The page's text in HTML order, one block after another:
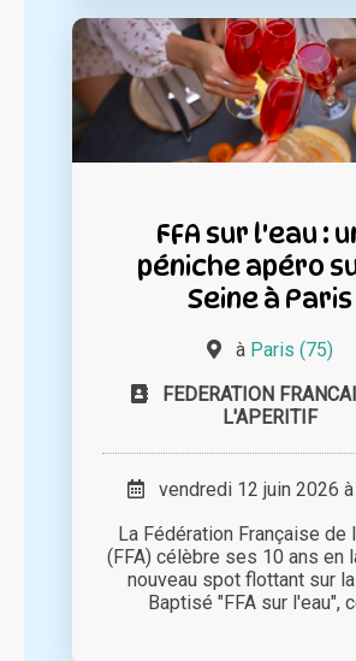
FFA sur l'eau :
péniche apéro
Seine à Paris
à Paris (75)
FEDERATION
L'APERITIF
vendredi 12 juin 2026
La Fédération Française de
(FFA) célèbre ses 10 ans en
nouveau spot flottant sur
Baptisé "FFA sur l'eau",